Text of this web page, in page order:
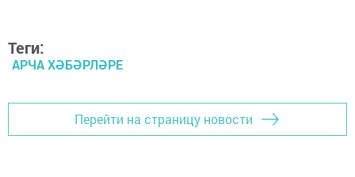
Теги:
АРЧА ХӘБӘРЛӘРЕ
Перейти на страницу новости